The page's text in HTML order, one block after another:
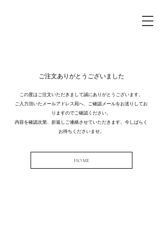
ご注文ありがとうございました
この度はご注文いただきまして誠にありがとうございます。
ご入力頂いたメールアドレス宛へ、ご確認メールをお送りしてお
りますのでご確認ください。
内容を確認次第、折返しご連絡させていただきます。今しばらく
お待ちくださいませ。
HOME